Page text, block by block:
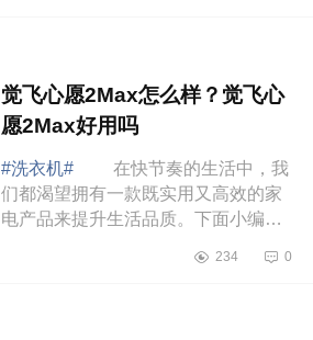
觉飞心愿2Max怎么样？觉飞心
愿2Max好用吗
#洗衣机#
在快节奏的生活中，我
们都渴望拥有一款既实用又高效的家
电产品来提升生活品质。下面小编为
飞心愿2Max好用吗 觉飞心愿
234 0